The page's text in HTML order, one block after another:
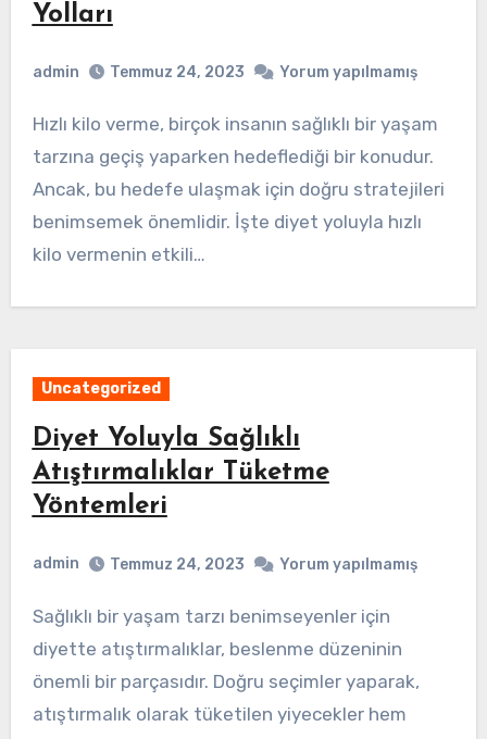
Yolları
admin Temmuz 24, 2023 Yorum yapılmamış
Hızlı kilo verme, birçok insanın sağlıklı bir yaşam
tarzına geçiş yaparken hedeflediği bir konudur.
Ancak, bu hedefe ulaşmak için doğru stratejileri
benimsemek önemlidir. İşte diyet yoluyla hızlı
kilo vermenin etkili…
Uncategorized
Diyet Yoluyla Sağlıklı
Atıştırmalıklar Tüketme
Yöntemleri
admin Temmuz 24, 2023 Yorum yapılmamış
Sağlıklı bir yaşam tarzı benimseyenler için
diyette atıştırmalıklar, beslenme düzeninin
önemli bir parçasıdır. Doğru seçimler yaparak,
atıştırmalık olarak tüketilen yiyecekler hem